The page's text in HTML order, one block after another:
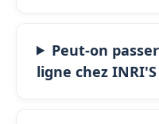
Peut-on
ligne chez INRI'S